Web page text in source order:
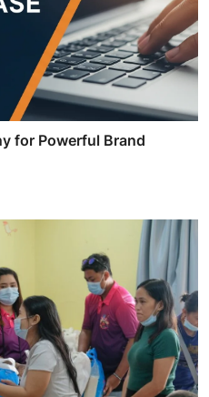
for Powerful Brand